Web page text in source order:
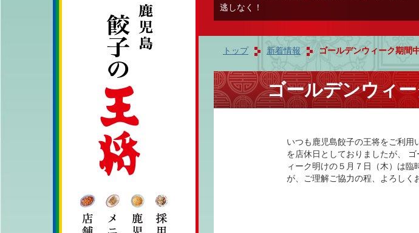
逃しなく！
トップ 新着情報 ゴールデンウィーク期間
ゴールデンウィ
いつも鹿児島餃子の王将をご利用
を店休日としておりましたが、
ィーク明けの５月７日（木）は
が、ご理解ご協力の程、よろしく